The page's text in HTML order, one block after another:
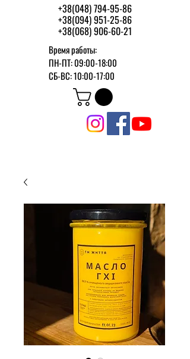
+38(048) 794-95-86
+38(094) 951-25-86
+38(068) 906-60-21
Время работы:
ПН-ПТ: 09:00-18:00
СБ-ВС: 10:00-17:00